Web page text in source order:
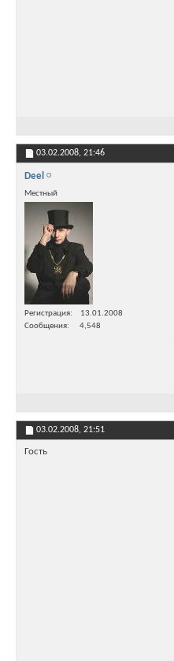
03.02.2008, 21:46
Deel
Местный
Регистрация
13.01.2008
Сообщения
4,548
03.02.2008, 21:51
Гость